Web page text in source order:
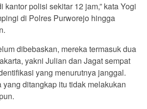
kantor polisi sekitar 12 jam,” kata Yogi
di Polres Purworejo hingga
dibebaskan, mereka termasuk dua
yakni Julian dan Jagat sempat
yang menurutnya janggal.
yang ditangkap itu tidak melakukan